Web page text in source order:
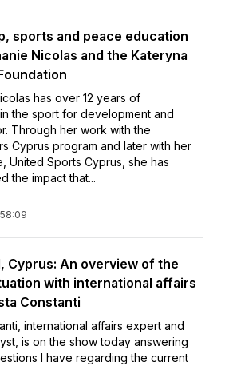
sports and peace education
Nicolas and the Kateryna
has over 12 years of
the sport for development and
Through her work with the
Cyprus program and later with her
United Sports Cyprus, she has
the impact that...
58:09
Cyprus: An overview of the
with international affairs
Constanti
international affairs expert and
is on the show today answering
I have regarding the current